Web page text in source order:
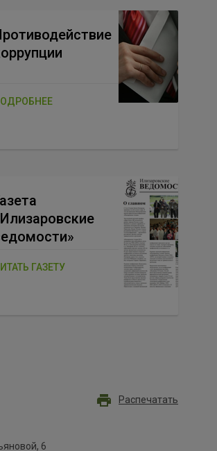
ГАЗЕТУ
Распечатать
6